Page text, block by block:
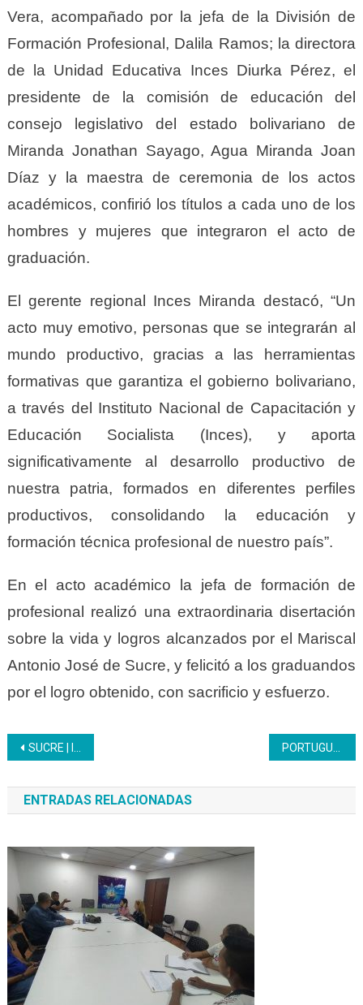
Vera, acompañado por la jefa de la División de
Formación Profesional, Dalila Ramos; la directora
de la Unidad Educativa Inces Diurka Pérez, el
presidente de la comisión de educación del
consejo legislativo del estado bolivariano de
Miranda Jonathan Sayago, Agua Miranda Joan
Díaz y la maestra de ceremonia de los actos
académicos, confirió los títulos a cada uno de los
hombres y mujeres que integraron el acto de
graduación.
El gerente regional Inces Miranda destacó, “Un
acto muy emotivo, personas que se integrarán al
mundo productivo, gracias a las herramientas
formativas que garantiza el gobierno bolivariano,
a través del Instituto Nacional de Capacitación y
Educación Socialista (Inces), y aporta
significativamente al desarrollo productivo de
nuestra patria, formados en diferentes perfiles
productivos, consolidando la educación y
formación técnica profesional de nuestro país”.
En el acto académico la jefa de formación de
profesional realizó una extraordinaria disertación
sobre la vida y logros alcanzados por el Mariscal
Antonio José de Sucre, y felicitó a los graduandos
por el logro obtenido, con sacrificio y esfuerzo.
Navegación
de
entradas
SUCRE | Inces celebró acto de graduación de sus bachilleres con perfil productivo
ENTRADAS RELACIONADAS